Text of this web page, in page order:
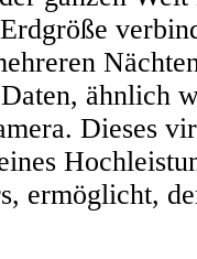
ähnlich
Dieses
ermöglicht,